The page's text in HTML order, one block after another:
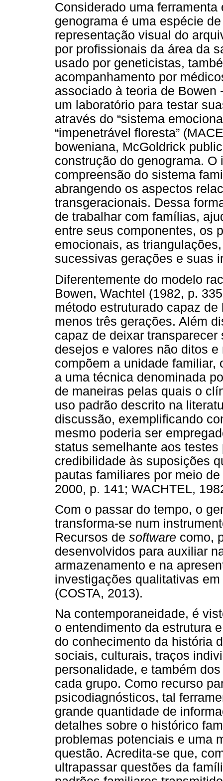
Considerado uma
genograma é uma espécie
representação visual do
por profissionais da área da
usado por geneticistas,
acompanhamento por
associado à teoria de
um laboratório para testar
através do “sistema
“impenetrável floresta”
boweniana, McGoldrick
construção do genograma.
compreensão do sistema
abrangendo os aspectos
transgeracionais. Dessa
de trabalhar com famílias,
entre seus componentes, os
emocionais, as
sucessivas gerações e suas
Diferentemente do modelo
Bowen, Wachtel (1982, p.
método estruturado capaz
menos três gerações. Além
capaz de deixar
desejos e valores não ditos
compõem a unidade familiar,
a uma técnica denominada
de maneiras pelas quais o
uso padrão descrito na
discussão, exemplificando
mesmo poderia ser
status semelhante aos
credibilidade às suposições
pautas familiares por meio
2000, p. 141; WACHTEL,
Com o passar do tempo, o
transforma-se num
Recursos de software como,
desenvolvidos para auxiliar
armazenamento e na
investigações qualitativas
(COSTA, 2013).
Na contemporaneidade, é
o entendimento da estrutura
do conhecimento da história
sociais, culturais, traços
personalidade, e também
cada grupo. Como recurso
psicodiagnósticos, tal
grande quantidade de
detalhes sobre o histórico
problemas potenciais e uma
questão. Acredita-se que,
ultrapassar questões da